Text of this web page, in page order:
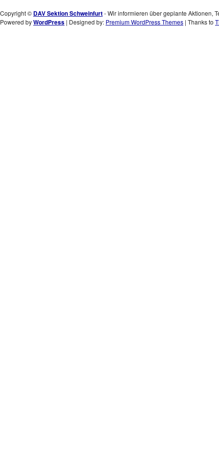
Copyright © DAV Sektion Schweinfurt- Wir informieren über geplante Aktionen,
Powered byWordPress | Designed by: Premium WordPress Themes | Thanks to